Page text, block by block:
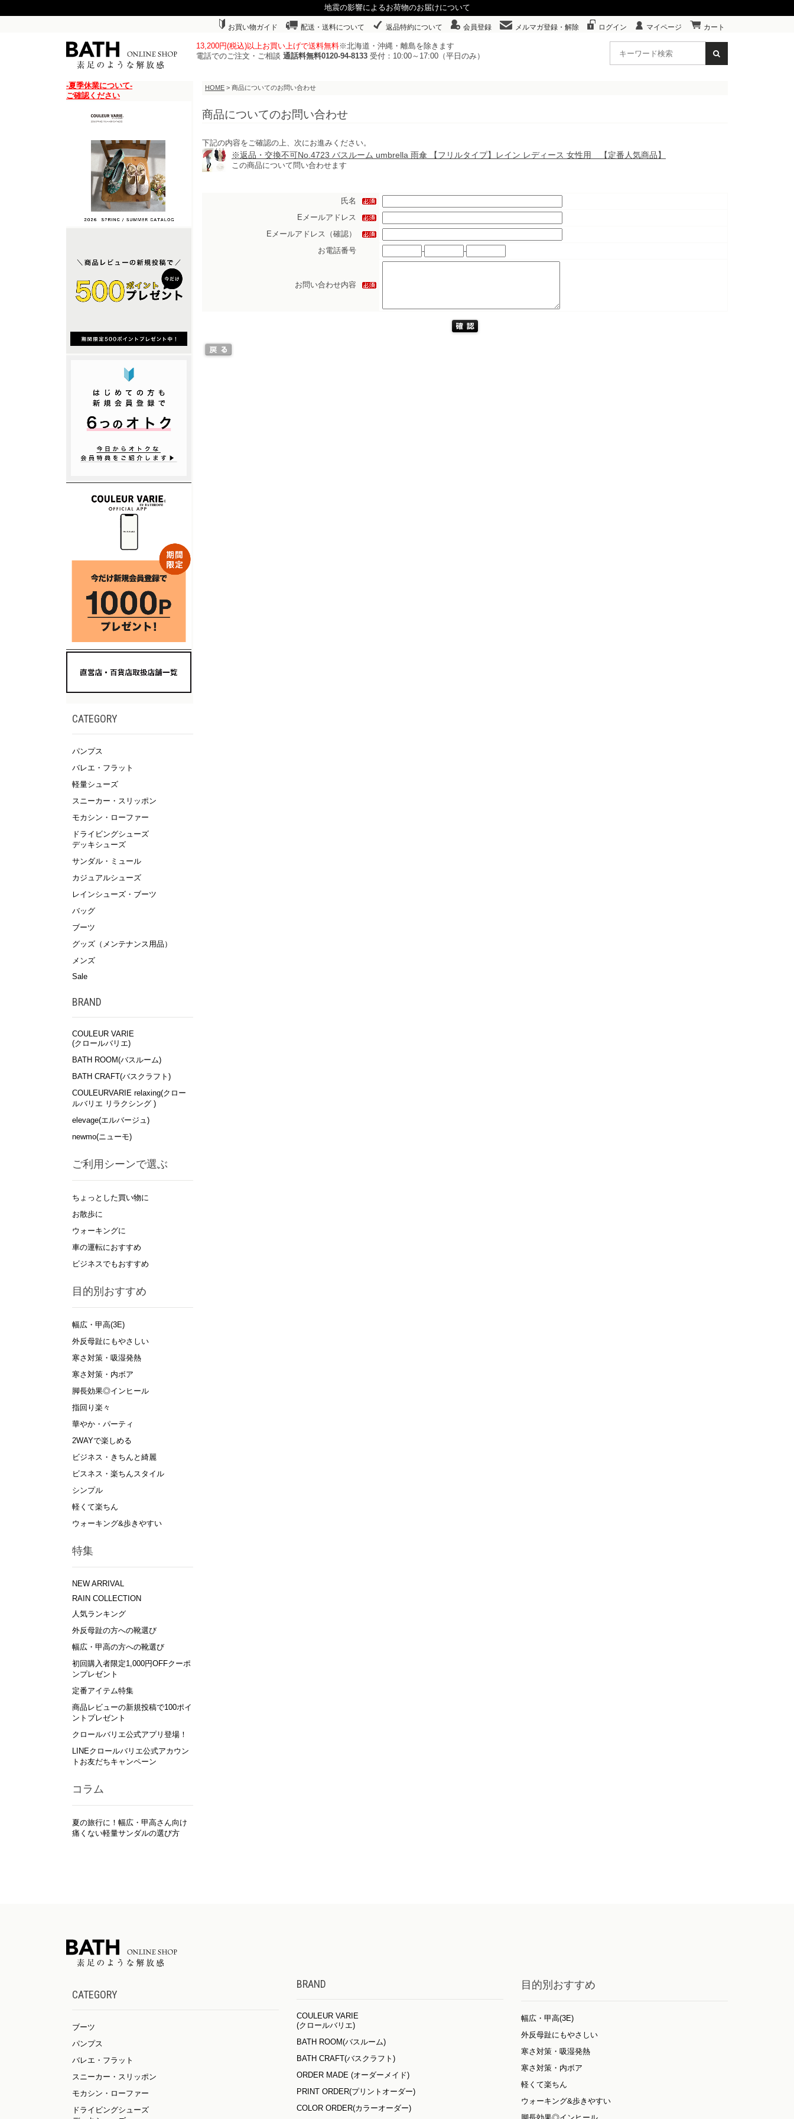
地震の影響によるお荷物のお届けについて
お買い物ガイド 配送・送料について 返品特約について 会員登録 メルマガ登録・解除 ログイン マイページ カート
13,200円(税込)以上お買い上げで送料無料※北海道・沖縄・離島を除きます
電話でのご注文・ご相談 通話料無料0120-94-8133 受付：10:00～17:00（平日のみ）
-夏季休業について-
ご確認ください
CATEGORY
パンプス
バレエ・フラット
軽量シューズ
スニーカー・スリッポン
モカシン・ローファー
ドライビングシューズ
デッキシューズ
サンダル・ミュール
カジュアルシューズ
レインシューズ・ブーツ
バッグ
ブーツ
グッズ（メンテナンス用品）
メンズ
Sale
BRAND
COULEUR VARIE
(クロールバリエ)
BATH ROOM(バスルーム)
BATH CRAFT(バスクラフト)
COULEURVARIE relaxing(クロー
ルバリエ リラクシング )
elevage(エルバージュ)
newmo(ニューモ)
ご利用シーンで選ぶ
ちょっとした買い物に
お散歩に
ウォーキングに
車の運転におすすめ
ビジネスでもおすすめ
目的別おすすめ
幅広・甲高(3E)
外反母趾にもやさしい
寒さ対策・吸湿発熱
寒さ対策・内ボア
脚長効果◎インヒール
指回り楽々
華やか・パーティ
2WAYで楽しめる
ビジネス・きちんと綺麗
ビスネス・楽ちんスタイル
シンプル
軽くて楽ちん
ウォーキング&歩きやすい
特集
NEW ARRIVAL
RAIN COLLECTION
人気ランキング
外反母趾の方への靴選び
幅広・甲高の方への靴選び
初回購入者限定1,000円OFFクーポ
ンプレゼント
定番アイテム特集
商品レビューの新規投稿で100ポイ
ントプレゼント
クロールバリエ公式アプリ登場！
LINEクロールバリエ公式アカウン
トお友だちキャンペーン
コラム
夏の旅行に！幅広・甲高さん向け
痛くない軽量サンダルの選び方
HOME > 商品についてのお問い合わせ
商品についてのお問い合わせ
下記の内容をご確認の上、次にお進みください。
※返品・交換不可No.4723 バスルーム umbrella 雨傘 【フリルタイプ】レイン レディース 女性用 【定番人気商品】
この商品について問い合わせます
氏名
Eメールアドレス
Eメールアドレス（確認）
お電話番号
- -
お問い合わせ内容
CATEGORY
ブーツ
パンプス
バレエ・フラット
スニーカー・スリッポン
モカシン・ローファー
ドライビングシューズ
BRAND
COULEUR VARIE
(クロールバリエ)
BATH ROOM(バスルーム)
BATH CRAFT(バスクラフト)
ORDER MADE (オーダーメイド)
PRINT ORDER(プリントオーダー)
COLOR ORDER(カラーオーダー)
目的別おすすめ
幅広・甲高(3E)
外反母趾にもやさしい
寒さ対策・吸湿発熱
寒さ対策・内ボア
軽くて楽ちん
ウォーキング&歩きやすい